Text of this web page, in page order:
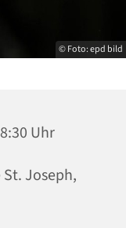
© Foto: epd bild
Uhr
Joseph,